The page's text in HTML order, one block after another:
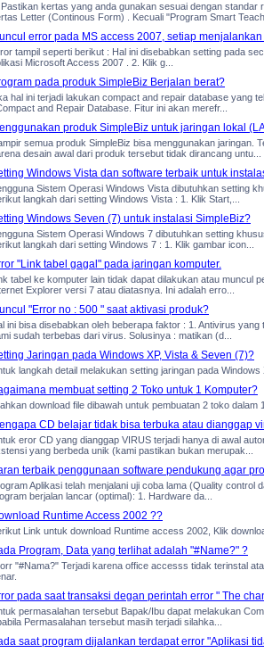
Pastikan kertas yang anda gunakan sesuai dengan
Letter (Continous Form) . Kecuali "Program Smart
error pada MS access 2007, setiap
tampil seperti berikut : Hal ini disebabkan setting pada
Microsoft Access 2007 . 2. Klik g...
pada produk SimpleBiz Berjalan berat?
hal ini terjadi lakukan compact and repair database yang
and Repair Database. Fitur ini akan merefr...
produk SimpleBiz untuk jaringan lokal
semua produk SimpleBiz bisa menggunakan jaringan.
desain awal dari produk tersebut tidak dirancang untu...
Windows Vista dan software terbaik untuk
Sistem Operasi Windows Vista dibutuhkan setting
langkah dari setting Windows Vista : 1. Klik Start,...
Windows Seven (7) untuk instalasi SimpleBiz?
Sistem Operasi Windows 7 dibutuhkan setting
langkah dari setting Windows 7 : 1. Klik gambar icon...
"Link tabel gagal" pada jaringan komputer.
tabel ke komputer lain tidak dapat dilakukan atau muncul
Explorer versi 7 atau diatasnya. Ini adalah erro...
"Error no : 500 " saat aktivasi produk?
ini bisa disebabkan oleh beberapa faktor : 1. Antivirus
sudah terbebas dari virus. Solusinya : matikan (d...
Jaringan pada Windows XP, Vista & Seven (7)?
langkah detail melakukan setting jaringan pada
membuat setting 2 Toko untuk 1 Komputer?
download file dibawah untuk pembuatan 2 toko dalam
CD belajar tidak bisa terbuka atau dianggap
eror CD yang dianggap VIRUS terjadi hanya di awal
yang berbeda unik (kami pastikan bukan merupak...
terbaik penggunaan software pendukung agar
Aplikasi telah menjalani uji coba lama (Quality
berjalan lancar (optimal): 1. Hardware da...
Runtime Access 2002 ??
Link untuk download Runtime access 2002, Klik
Program, Data yang terlihat adalah "#Name?" ?
"#Nama?" Terjadi karena office accesss tidak terinstal
pada saat transaksi degan perintah error " The
permasalahan tersebut Bapak/Ibu dapat melakukan
Permasalahan tersebut masih terjadi silahka...
saat program dijalankan terdapat error "Aplikasi